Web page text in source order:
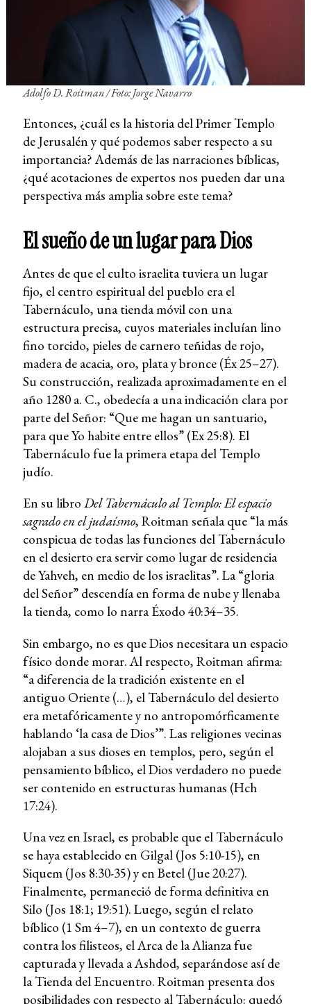
Adolfo D. Roitman / Foto: Jorge Navarro
Entonces, ¿cuál es la historia del Primer Templo
de Jerusalén y qué podemos saber respecto a su
importancia? Además de las narraciones bíblicas,
¿qué acotaciones de expertos nos pueden dar una
perspectiva más amplia sobre este tema?
El sueño de un lugar para Dios
Antes de que el culto israelita tuviera un lugar
fijo, el centro espiritual del pueblo era el
Tabernáculo, una tienda móvil con una
estructura precisa, cuyos materiales incluían lino
fino torcido, pieles de carnero teñidas de rojo,
madera de acacia, oro, plata y bronce (Éx 25–27).
Su construcción, realizada aproximadamente en el
año 1280 a. C., obedecía a una indicación clara por
parte del Señor: “Que me hagan un santuario,
para que Yo habite entre ellos” (Ex 25:8). El
Tabernáculo fue la primera etapa del Templo
judío.
En su libro Del Tabernáculo al Templo: El espacio
sagrado en el judaísmo, Roitman señala que “la más
conspicua de todas las funciones del Tabernáculo
en el desierto era servir como lugar de residencia
de Yahveh, en medio de los israelitas”. La “gloria
del Señor” descendía en forma de nube y llenaba
la tienda, como lo narra Éxodo 40:34–35.
Sin embargo, no es que Dios necesitara un espacio
físico donde morar. Al respecto, Roitman afirma:
“a diferencia de la tradición existente en el
antiguo Oriente (…), el Tabernáculo del desierto
era metafóricamente y no antropomórficamente
hablando ‘la casa de Dios’”. Las religiones vecinas
alojaban a sus dioses en templos, pero, según el
pensamiento bíblico, el Dios verdadero no puede
ser contenido en estructuras humanas (Hch
17:24).
Una vez en Israel, es probable que el Tabernáculo
se haya establecido en Gilgal (Jos 5:10-15), en
Siquem (Jos 8:30-35) y en Betel (Jue 20:27).
Finalmente, permaneció de forma definitiva en
Silo (Jos 18:1; 19:51). Luego, según el relato
bíblico (1 Sm 4–7), en un contexto de guerra
contra los filisteos, el Arca de la Alianza fue
capturada y llevada a Ashdod, separándose así de
la Tienda del Encuentro. Roitman presenta dos
posibilidades con respecto al Tabernáculo: quedó